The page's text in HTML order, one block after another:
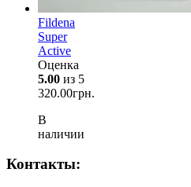
Fildena
Super
Active
Оценка
5.00 из 5
320.00грн.
В
наличии
Контакты: